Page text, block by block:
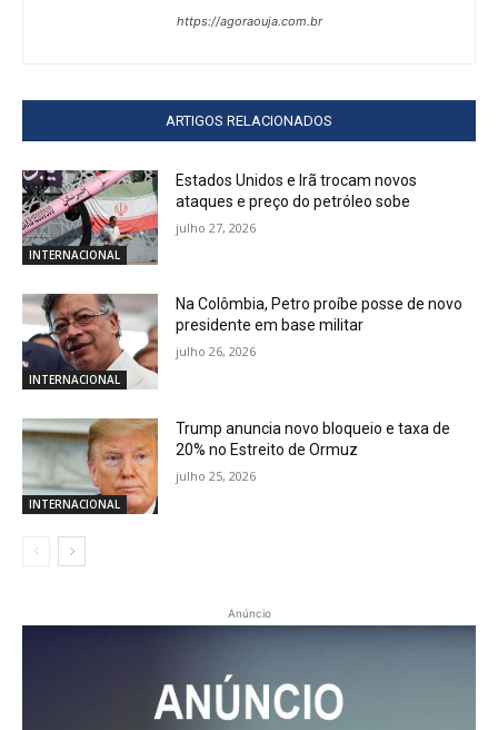
https://agoraouja.com.br
ARTIGOS RELACIONADOS
INTERNACIONAL
Estados Unidos e Irã trocam novos
ataques e preço do petróleo sobe
julho 27, 2026
INTERNACIONAL
Na Colômbia, Petro proíbe posse de novo
presidente em base militar
julho 26, 2026
INTERNACIONAL
Trump anuncia novo bloqueio e taxa de
20% no Estreito de Ormuz
julho 25, 2026
Anúncio